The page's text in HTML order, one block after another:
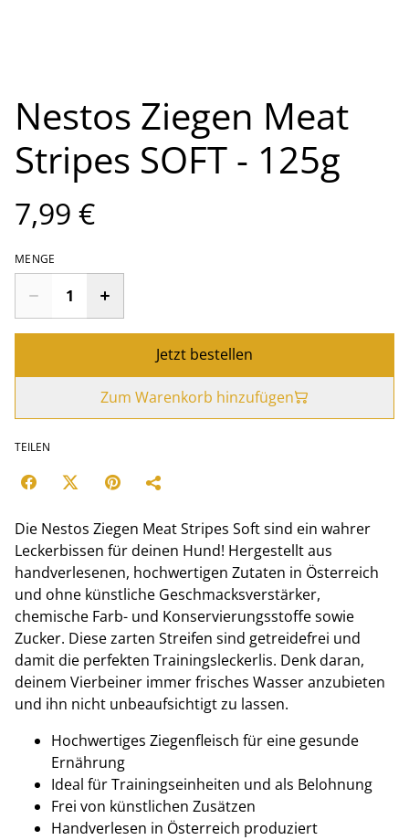
Nestos Ziegen Meat
Stripes SOFT - 125g
7,99 €
MENGE
Jetzt bestellen
Zum Warenkorb hinzufügen
TEILEN
Die Nestos Ziegen Meat Stripes Soft sind ein wahrer
Leckerbissen für deinen Hund! Hergestellt aus
handverlesenen, hochwertigen Zutaten in Österreich
und ohne künstliche Geschmacksverstärker,
chemische Farb- und Konservierungsstoffe sowie
Zucker. Diese zarten Streifen sind getreidefrei und
damit die perfekten Trainingsleckerlis. Denk daran,
deinem Vierbeiner immer frisches Wasser anzubieten
und ihn nicht unbeaufsichtigt zu lassen.
Hochwertiges Ziegenfleisch für eine gesunde
Ernährung
Ideal für Trainingseinheiten und als Belohnung
Frei von künstlichen Zusätzen
Handverlesen in Österreich produziert